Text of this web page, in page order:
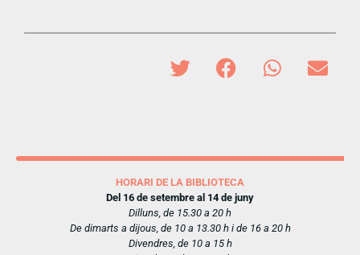
HORARI DE LA BIBLIOTECA
Del 16 de setembre al 14 de juny
Dilluns, de 15.30 a 20 h
De dimarts a dijous, de 10 a 13.30 h i de 16 a 20 h
Divendres, de 10 a 15 h